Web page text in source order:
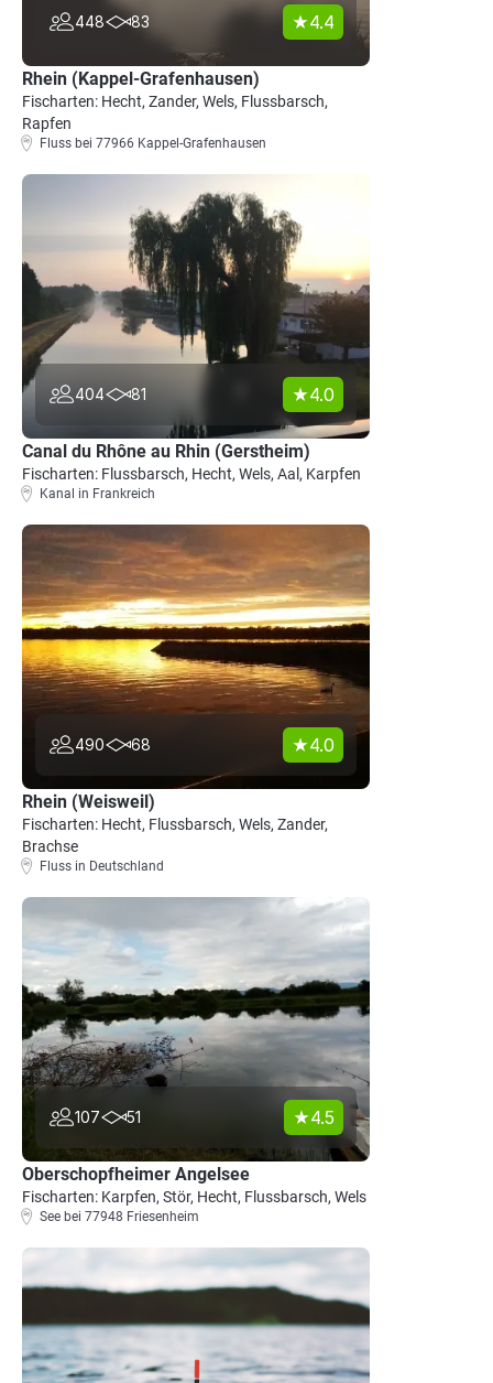
448 83 4.4
Rhein (Kappel-Grafenhausen)
Fischarten: Hecht, Zander, Wels, Flussbarsch,
Rapfen
Fluss bei 77966 Kappel-Grafenhausen
404 81 4.0
Canal du Rhône au Rhin (Gerstheim)
Fischarten: Flussbarsch, Hecht, Wels, Aal, Karpfen
Kanal in Frankreich
490 68 4.0
Rhein (Weisweil)
Fischarten: Hecht, Flussbarsch, Wels, Zander,
Brachse
Fluss in Deutschland
107 51 4.5
Oberschopfheimer Angelsee
Fischarten: Karpfen, Stör, Hecht, Flussbarsch, Wels
See bei 77948 Friesenheim